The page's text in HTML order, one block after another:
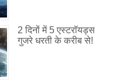
2 दिनों में 5 एस्टरॉयड्स
गुजरे धरती के करीब से!